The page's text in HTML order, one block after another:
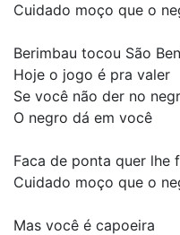
Cuidado moço que o
Berimbau tocou São
Hoje o jogo é pra valer
Se você não der no
O negro dá em você
Faca de ponta quer lhe
Cuidado moço que o
Mas você é capoeira